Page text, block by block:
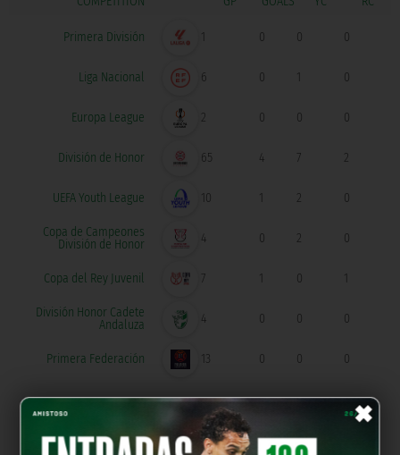
×
Primera División 1 0 0 0
Liga Nacional 6 0 1 0
Europa League 2 0 0 0
División de Honor 65 4 7 2
UEFA Youth League 10 1 2 0
Copa de Campeones
División de Honor
4 0 2 0
Copa del Rey Juvenil 7 1 0 1
División Honor Cadete
Andaluza
4 0 0 0
Primera Federación 13 0 0 0
OUR PARTNERS